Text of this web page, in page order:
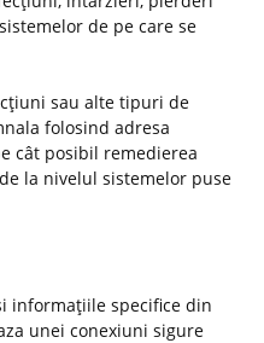
de pe care se
sau alte tipuri de
folosind adresa
cât posibil remedierea
la nivelul sistemelor puse
informaţiile specifice din
unei conexiuni sigure